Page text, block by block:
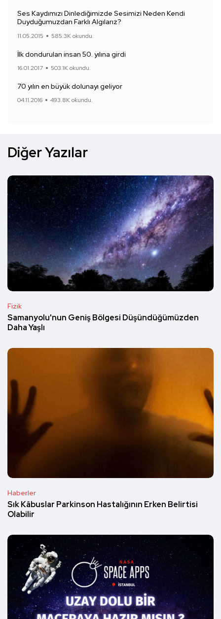
Ses Kaydımızı Dinlediğimizde Sesimizi Neden Kendi
Duyduğumuzdan Farklı Algılarız?
11.05.2015 585.3K okundu.
İlk dondurulan insan 50. yılına girdi
16.01.2017 503.1K okundu.
70 yılın en büyük dolunayı geliyor
04.11.2016 493.8K okundu.
Diğer Yazılar
Fizik
Samanyolu'nun Geniş Bölgesi Düşündüğümüzden
Daha Yaşlı
Haberler
Sık Kâbuslar Parkinson Hastalığının Erken Belirtisi
Olabilir